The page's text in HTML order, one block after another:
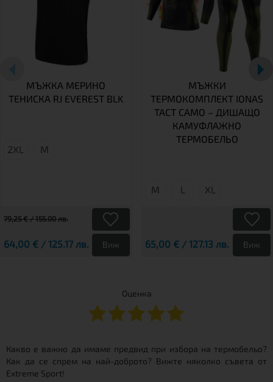
МЪЖКА МЕРИНО
ТЕНИСКА RJ EVEREST BLK
2XL М
79,25 € / 155.00 лв.
64,00 € / 125.17 лв. Виж
МЪЖКИ
ТЕРМОКОМПЛЕКТ IONAS
TACT CAMO – ДИШАЩО
КАМУФЛАЖНО
ТЕРМОБЕЛЬО
М L XL
65,00 € / 127.13 лв. Виж
Оценка
Какво е важно да имаме предвид при избора на термобельо?
Как да се спрем на най-доброто? Вижте няколко съвета от
Extreme Sport!